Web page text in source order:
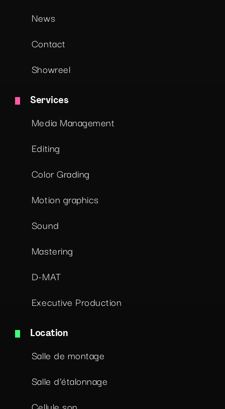
News
Contact
Showreel
Services
Media Management
Editing
Color Grading
Motion graphics
Sound
Mastering
D-MAT
Executive Production
Location
Salle de montage
Salle d’étalonnage